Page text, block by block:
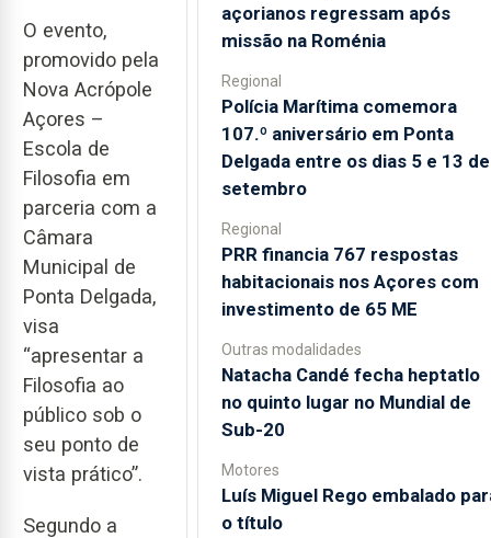
O evento,
promovido pela
Nova Acrópole
Açores –
Escola de
Filosofia em
parceria com a
Câmara
Municipal de
Ponta Delgada,
visa
“apresentar a
Filosofia ao
público sob o
seu ponto de
vista prático”.
Segundo a
açorianos regressam após
missão na Roménia
Regional
Polícia Marítima comemora
107.º aniversário em Ponta
Delgada entre os dias 5 e 13 de
setembro
Regional
PRR financia 767 respostas
habitacionais nos Açores com
investimento de 65 ME
Outras modalidades
Natacha Candé fecha heptatlo
no quinto lugar no Mundial de
Sub-20
Motores
Luís Miguel Rego embalado
o título